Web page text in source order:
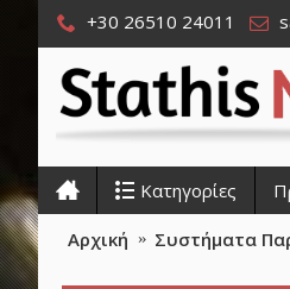
+30 26510 24011
Κατηγορίες
Αρχική Συστήματα